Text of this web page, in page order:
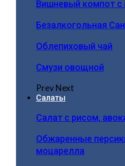
Вишневый компот с
Безалкогольная
Облепиховый чай
Смузи овощной
PrevNext
Салаты
Салат с рисом,
Обжаренные
моцарелла